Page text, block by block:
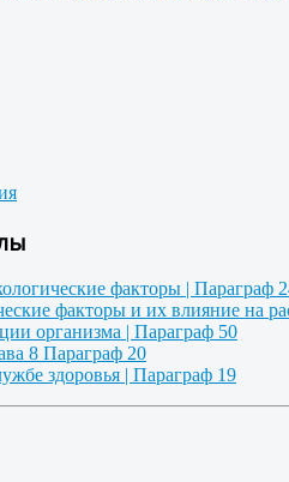
факторы | Параграф
факторы и их влияние на
организма | Параграф 50
8 Параграф 20
здоровья | Параграф 19